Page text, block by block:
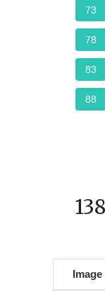
73
78
83
88
Image